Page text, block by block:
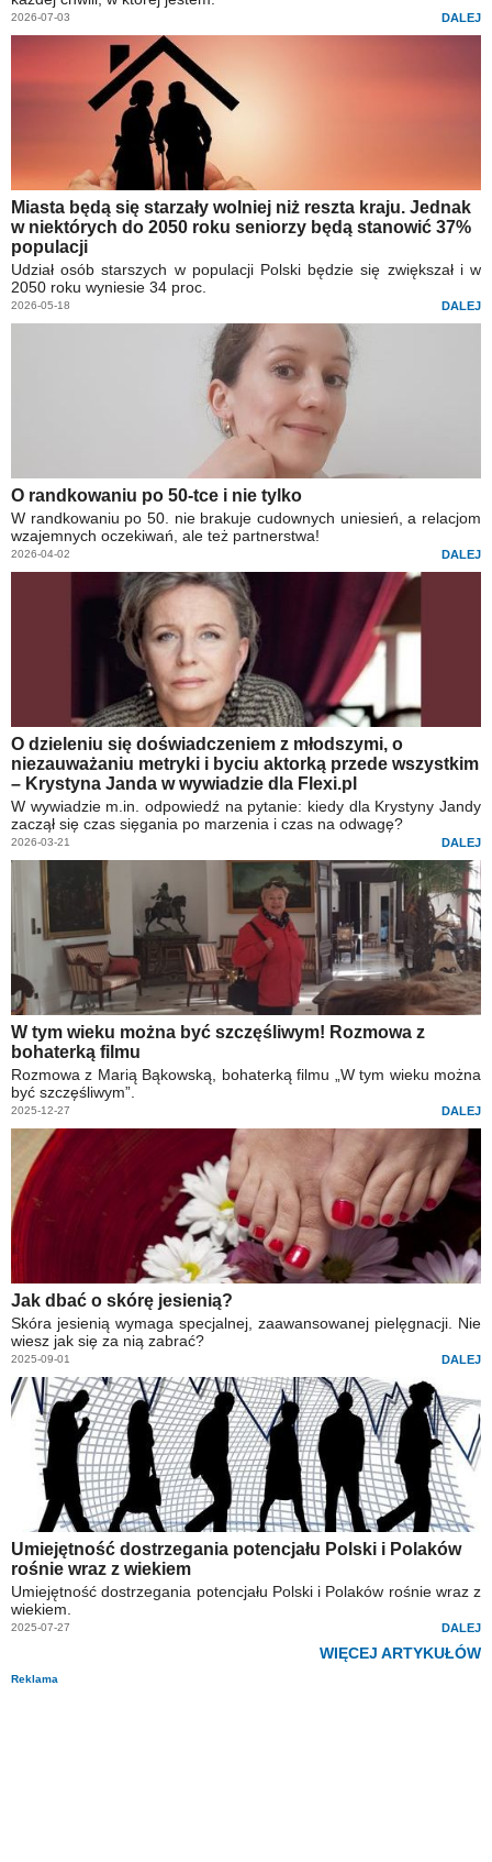
2026-07-03 DALEJ
Miasta będą się starzały wolniej niż reszta kraju. Jednak
w niektórych do 2050 roku seniorzy będą stanowić 37%
populacji
Udział osób starszych w populacji Polski będzie się zwiększał i w
2050 roku wyniesie 34 proc.
2026-05-18 DALEJ
O randkowaniu po 50-tce i nie tylko
W randkowaniu po 50. nie brakuje cudownych uniesień, a relacjom
wzajemnych oczekiwań, ale też partnerstwa!
2026-04-02 DALEJ
O dzieleniu się doświadczeniem z młodszymi, o
niezauważaniu metryki i byciu aktorką przede wszystkim
– Krystyna Janda w wywiadzie dla Flexi.pl
W wywiadzie m.in. odpowiedź na pytanie: kiedy dla Krystyny Jandy
zaczął się czas sięgania po marzenia i czas na odwagę?
2026-03-21 DALEJ
W tym wieku można być szczęśliwym! Rozmowa z
bohaterką filmu
Rozmowa z Marią Bąkowską, bohaterką filmu „W tym wieku można
być szczęśliwym”.
2025-12-27 DALEJ
Jak dbać o skórę jesienią?
Skóra jesienią wymaga specjalnej, zaawansowanej pielęgnacji. Nie
wiesz jak się za nią zabrać?
2025-09-01 DALEJ
Umiejętność dostrzegania potencjału Polski i Polaków
rośnie wraz z wiekiem
Umiejętność dostrzegania potencjału Polski i Polaków rośnie wraz z
wiekiem.
2025-07-27 DALEJ
WIĘCEJ ARTYKUŁÓW
Reklama